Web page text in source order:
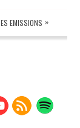
EMISSIONS »